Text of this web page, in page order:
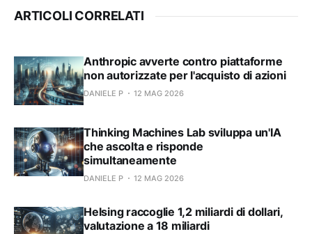
ARTICOLI CORRELATI
Anthropic avverte contro piattaforme
non autorizzate per l'acquisto di azioni
DANIELE P 12 MAG 2026
Thinking Machines Lab sviluppa un'IA
che ascolta e risponde
simultaneamente
DANIELE P 12 MAG 2026
Helsing raccoglie 1,2 miliardi di dollari,
valutazione a 18 miliardi